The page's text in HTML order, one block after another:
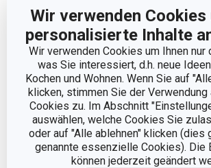
Wir verwenden Cookies
personalisierte Inhalte
Wir verwenden Cookies um Ihnen nur
was Sie interessiert, d.h. neue
Kochen und Wohnen. Wenn Sie auf
klicken, stimmen Sie der Verwendung
Cookies zu. Im Abschnitt
auswählen, welche Cookies Sie
oder auf "Alle ablehnen" klicken (dies
genannte essenzielle Cookies). Die
können jederzeit geändert
DELLA CASA
29,90 €
Auf Lager
Warenkorb
149,90
Auf Lager